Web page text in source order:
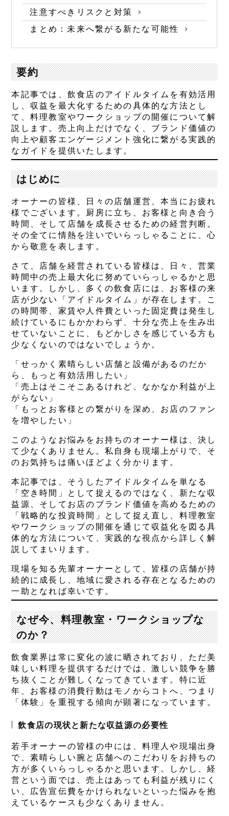
注意すべきリスクと対策
まとめ：未来へ繋がる新たな可能性
要約
本記事では、飲食店のアイドルタイムを有効活用
し、収益を最大化するための具体的な方法とし
て、料理教室やワークショップの開催について解
説します。売上向上だけでなく、ブランド価値の
向上や顧客エンゲージメント強化に繋がる実践的
なガイドを提供いたします。
はじめに
オーナーの皆様、日々の店舗運営、本当にお疲れ
様でございます。厨房に立ち、お客様と向き合う
時間、そして店舗を成長させるための経営判断。
その全てに情熱を注いでいらっしゃることに、心
から敬意を表します。
さて、店舗を経営されている皆様は、日々、営業
時間中の売上最大化に努めていらっしゃるかと思
います。しかし、多くの飲食店には、お客様の来
店が少ない「アイドルタイム」が存在します。こ
の時間帯、家賃や人件費といった固定費は発生し
続けているにもかかわらず、十分な売上を生み出
せていないことに、もどかしさを感じている方も
少なくないのではないでしょうか。
「せっかく素晴らしい店舗と設備があるのだか
ら、もっと有効活用したい」
「売上はそこそこあるけれど、なかなか利益が上
がらない」
「もっとお客様との繋がりを深め、お店のファン
を増やしたい」
このようなお悩みをお持ちのオーナー様は、決し
て少なくありません。私自身も現場上がりで、そ
のお気持ちは痛いほどよく分かります。
本記事では、そうしたアイドルタイムを単なる
「空き時間」として捉えるのではなく、新たな収
益源、そしてお店のブランド価値を高めるための
「戦略的な投資時間」として捉え直し、料理教室
やワークショップの開催を通じて収益化を図る具
体的な方法について、実践的な視点から詳しく解
説してまいります。
現場を知る先輩オーナーとして、皆様の店舗が持
続的に成長し、地域に愛される存在となるための
一助となれば幸いです。
なぜ今、料理教室・ワークショップな
のか？
飲食業界は常に変化の波に晒されており、ただ美
味しい料理を提供するだけでは、激しい競争を勝
ち抜くことが難しくなってきています。特に近
年、お客様の消費行動はモノからコトへ、つまり
「体験」を重視する傾向が顕著になっています。
飲食店の現状と新たな収益源の必要性
若手オーナーの皆様の中には、料理人や現場出身
で、素晴らしい腕と店舗へのこだわりをお持ちの
方が多くいらっしゃるかと思います。しかし、経
営という面では、売上はあっても利益が残りにく
い、広告宣伝費をかけられないといった悩みを抱
えているケースも少なくありません。